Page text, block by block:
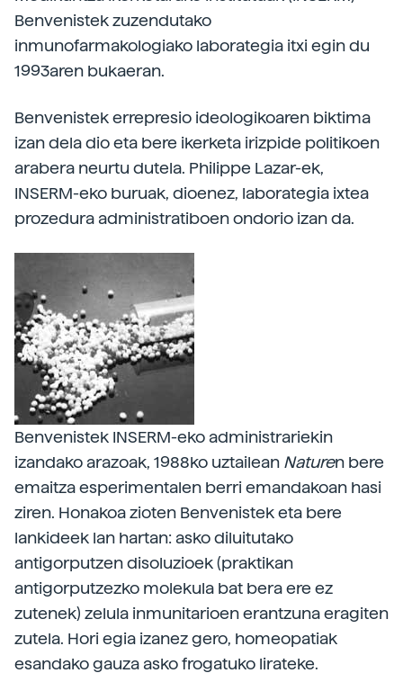
Benvenistek zuzendutako
inmunofarmakologiako laborategia itxi egin du
1993aren bukaeran.
Benvenistek errepresio ideologikoaren biktima
izan dela dio eta bere ikerketa irizpide politikoen
arabera neurtu dutela. Philippe Lazar-ek,
INSERM-eko buruak, dioenez, laborategia ixtea
prozedura administratiboen ondorio izan da.
Benvenistek INSERM-eko administrariekin
izandako arazoak, 1988ko uztailean Naturen bere
emaitza esperimentalen berri emandakoan hasi
ziren. Honakoa zioten Benvenistek eta bere
lankideek lan hartan: asko diluitutako
antigorputzen disoluzioek (praktikan
antigorputzezko molekula bat bera ere ez
zutenek) zelula inmunitarioen erantzuna eragiten
zutela. Hori egia izanez gero, homeopatiak
esandako gauza asko frogatuko lirateke.